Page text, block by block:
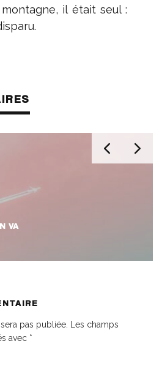
il était seul :
VA
pas publiée.
Les champs
avec *